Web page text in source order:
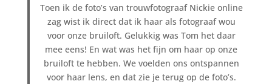
Toen ik de foto’s van trouwfotograaf Nickie online
zag wist ik direct dat ik haar als fotograaf wou
voor onze bruiloft. Gelukkig was Tom het daar
mee eens! En wat was het fijn om haar op onze
bruiloft te hebben. We voelden ons ontspannen
voor haar lens, en dat zie je terug op de foto’s.